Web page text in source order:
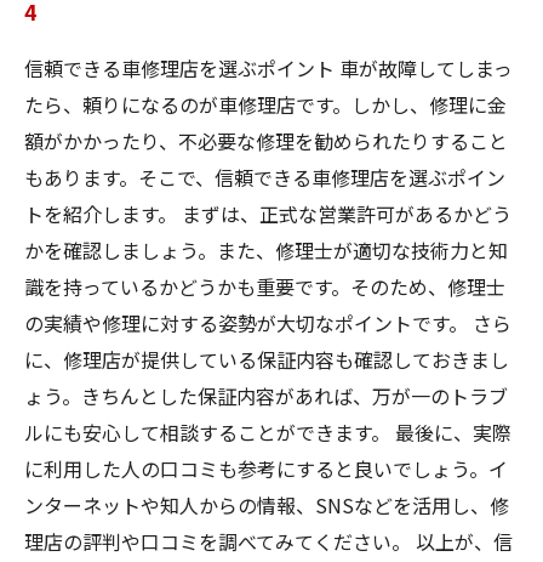
4
信頼できる車修理店を選ぶポイント 車が故障してしまっ
たら、頼りになるのが車修理店です。しかし、修理に金
額がかかったり、不必要な修理を勧められたりすること
もあります。そこで、信頼できる車修理店を選ぶポイン
トを紹介します。 まずは、正式な営業許可があるかどう
かを確認しましょう。また、修理士が適切な技術力と知
識を持っているかどうかも重要です。そのため、修理士
の実績や修理に対する姿勢が大切なポイントです。 さら
に、修理店が提供している保証内容も確認しておきまし
ょう。きちんとした保証内容があれば、万が一のトラブ
ルにも安心して相談することができます。 最後に、実際
に利用した人の口コミも参考にすると良いでしょう。イ
ンターネットや知人からの情報、SNSなどを活用し、修
理店の評判や口コミを調べてみてください。 以上が、信